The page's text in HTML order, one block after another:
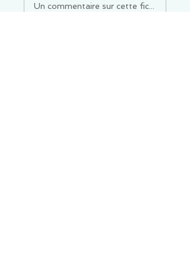
Un commentaire sur cette fiche ou cet